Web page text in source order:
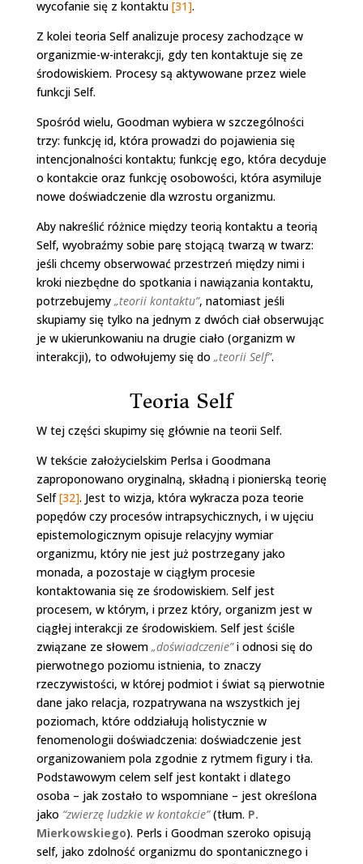
wycofanie się z kontaktu [31].
Z kolei teoria Self analizuje procesy zachodzące w
organizmie-w-interakcji, gdy ten kontaktuje się ze
środowiskiem. Procesy są aktywowane przez wiele
funkcji Self.
Spośród wielu, Goodman wybiera w szczególności
trzy: funkcję id, która prowadzi do pojawienia się
intencjonalności kontaktu; funkcję ego, która decyduje
o kontakcie oraz funkcję osobowości, która asymiluje
nowe doświadczenie dla wzrostu organizmu.
Aby nakreślić różnice między teorią kontaktu a teorią
Self, wyobraźmy sobie parę stojącą twarzą w twarz:
jeśli chcemy obserwować przestrzeń między nimi i
kroki niezbędne do spotkania i nawiązania kontaktu,
potrzebujemy „teorii kontaktu”, natomiast jeśli
skupiamy się tylko na jednym z dwóch ciał obserwując
je w ukierunkowaniu na drugie ciało (organizm w
interakcji), to odwołujemy się do „teorii Self”.
Teoria Self
W tej części skupimy się głównie na teorii Self.
W tekście założycielskim Perlsa i Goodmana
zaproponowano oryginalną, składną i pionierską teorię
Self[32]. Jest to wizja, która wykracza poza teorie
popędów czy procesów intrapsychicznych, i w ujęciu
epistemologicznym opisuje relacyjny wymiar
organizmu, który nie jest już postrzegany jako
monada, a pozostaje w ciągłym procesie
kontaktowania się ze środowiskiem. Self jest
procesem, w którym, i przez który, organizm jest w
ciągłej interakcji ze środowiskiem. Self jest ściśle
związane ze słowem „doświadczenie”i odnosi się do
pierwotnego poziomu istnienia, to znaczy
rzeczywistości, w której podmiot i świat są pierwotnie
dane jako relacja, rozpatrywana na wszystkich jej
poziomach, które oddziałują holistycznie w
fenomenologii doświadczenia: doświadczenie jest
organizowaniem pola zgodnie z rytmem figury i tła.
Podstawowym celem self jest kontakt i dlatego
osoba – jak zostało to wspomniane – jest określona
jako “zwierzę ludzkie w kontakcie”(tłum. P.
Mierkowskiego). Perls i Goodman szeroko opisują
self, jako zdolność organizmu do spontanicznego i